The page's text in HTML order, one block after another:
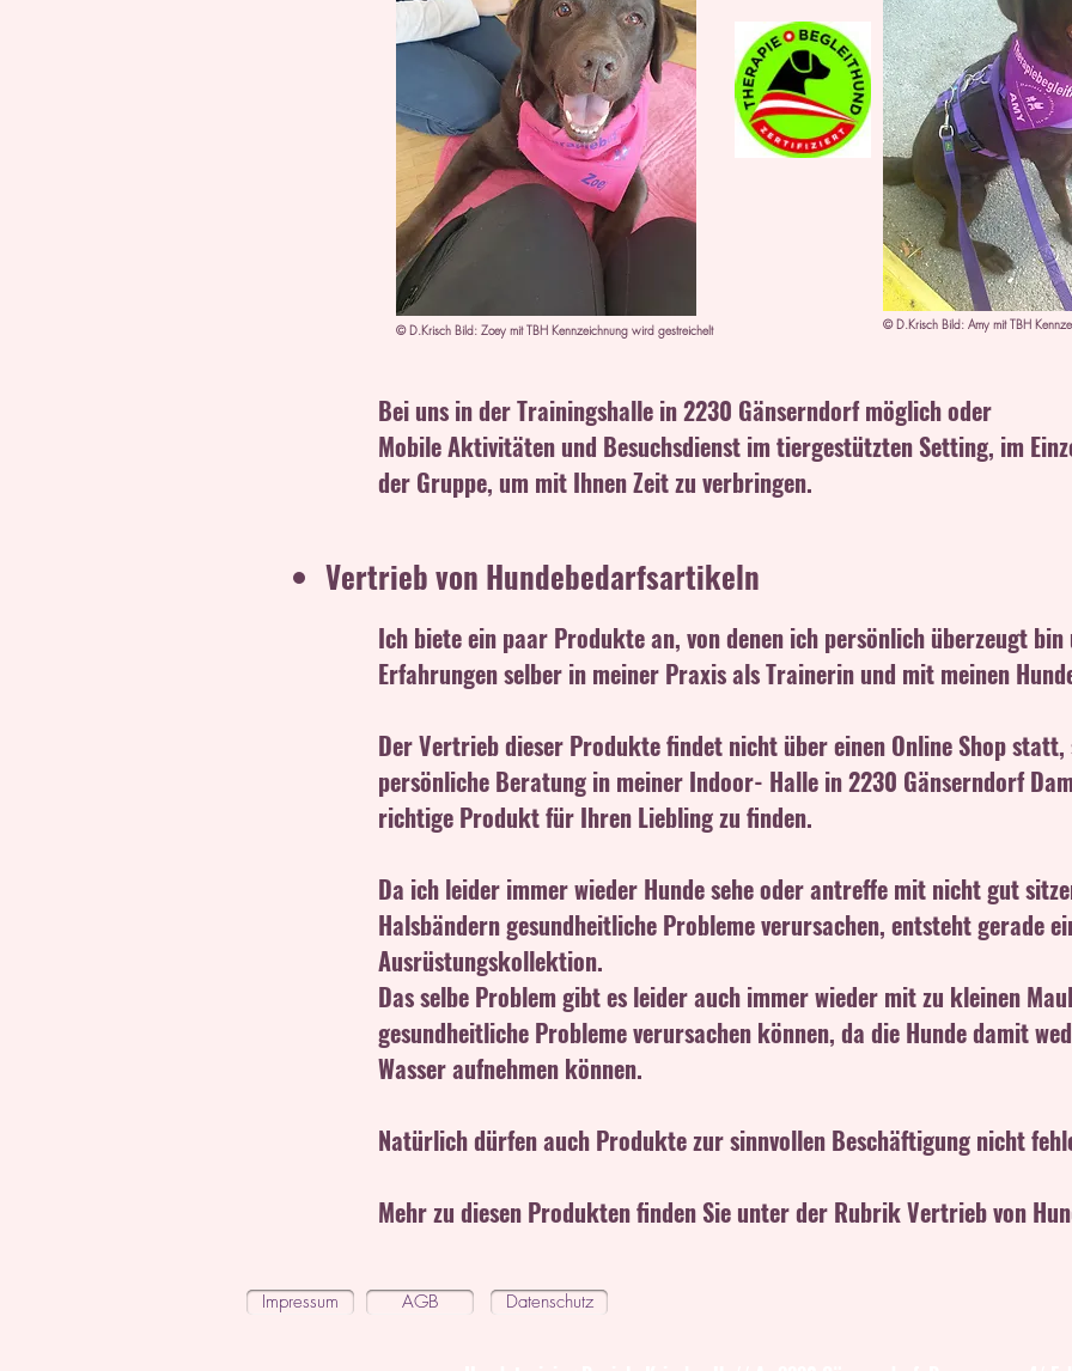
Bei uns in der Trainingshalle in 2230 Gänserndorf möglich oder
Mobile Aktivitäten und Besuchsdienst im tiergestützten Setting, im
der Gruppe, um mit Ihnen Zeit zu verbringen.​
© D.Krisch Bild: Zoey mit TBH Kennzeichnung wird gestreichelt © D.Krisch Bild: Amy mit TBH
Vertrieb von Hundebedarfsartikeln
Ich biete ein paar Produkte an, von denen ich persönlich überzeugt
Erfahrungen selber in meiner Praxis als Trainerin und mit meinen
Der Vertrieb dieser Produkte findet nicht über einen Online Shop
persönliche Beratung in meiner Indoor- Halle in 2230 Gänserndorf
richtige Produkt für Ihren Liebling zu finden.
Da ich leider immer wieder Hunde sehe oder antreffe mit nicht gut
Halsbändern gesundheitliche Probleme verursachen, entsteht gerade
Ausrüstungskollektion.
Das selbe Problem gibt es leider auch immer wieder mit zu kleinen
gesundheitliche Probleme verursachen können, da die Hunde damit
Wasser aufnehmen können.
Natürlich dürfen auch Produkte zur sinnvollen Beschäftigung nicht
Mehr zu diesen Produkten finden Sie unter der Rubrik Vertrieb von
Impressum AGB Datenschutz